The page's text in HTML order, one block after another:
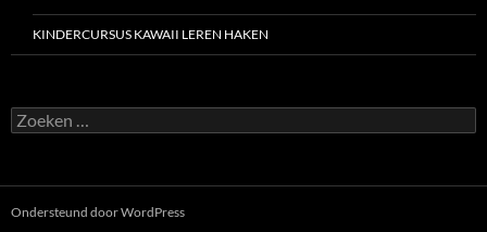
KINDERCURSUS KAWAII LEREN HAKEN
Zoeken
naar:
Ondersteund door WordPress